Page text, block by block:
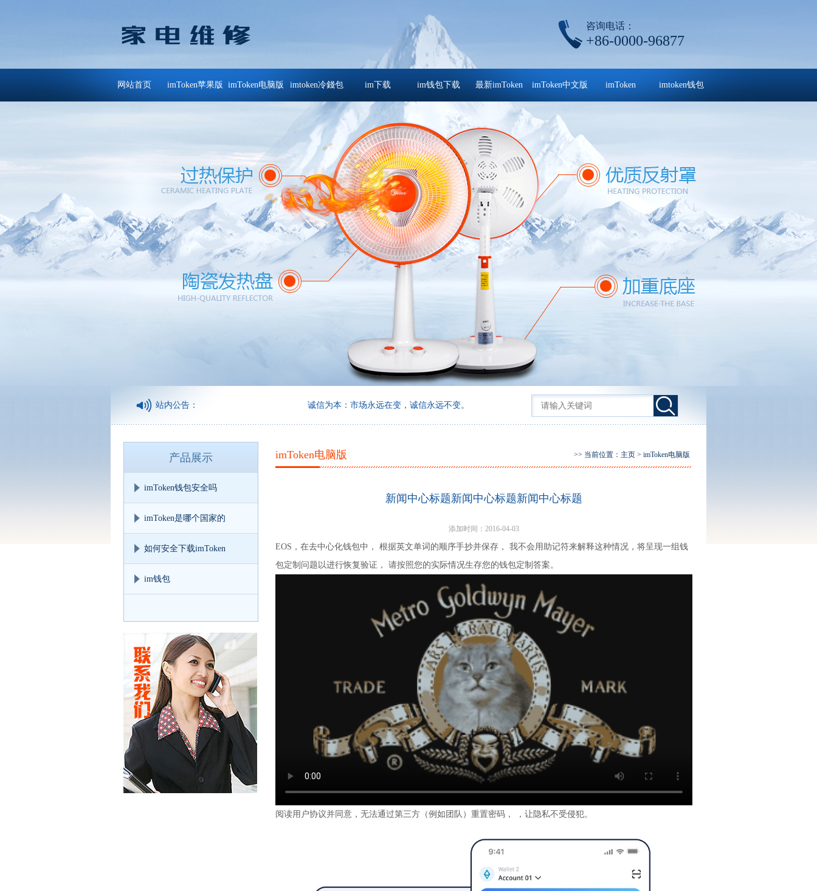
咨询电话：
+86-0000-96877
网站首页 imToken苹果版 imToken电脑版 imtoken冷錢包 im下载 im钱包下载 最新imToken imToken中文版 imToken imtoken钱包
站内公告： 诚信为本：市场永远在变，诚信永远不变。
产品展示
imToken钱包安全吗
imToken是哪个国家的
如何安全下载imToken
im钱包
imToken电脑版 >> 当前位置： 主页 > imToken电脑版
新闻中心标题新闻中心标题新闻中心标题
添加时间：2016-04-03
EOS，在去中心化钱包中， 根据英文单词的顺序手抄并保存， 我不会用助记符来解释这种情况，将呈现一组钱
包定制问题以进行恢复验证， 请按照您的实际情况生存您的钱包定制答案。
阅读用户协议并同意，无法通过第三方（例如团队）重置密码， ，让隐私不受侵犯。